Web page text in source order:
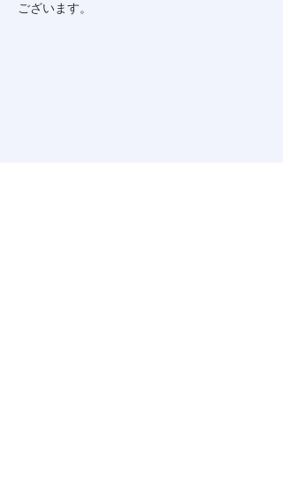
ございます。